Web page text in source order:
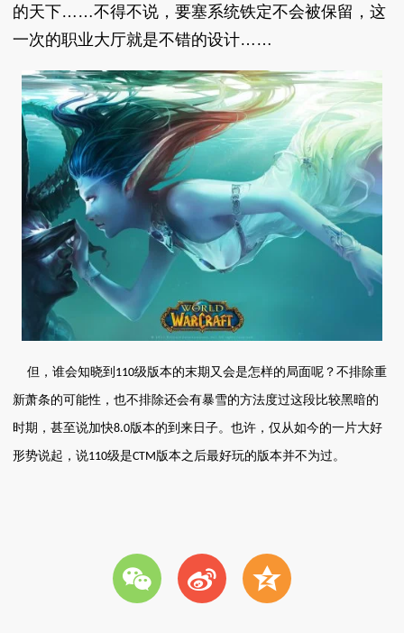
的天下……不得不说，要塞系统铁定不会被保留，这
一次的职业大厅就是不错的设计……
但，谁会知晓到 110级版本的末期又会是怎样的局面呢？不排除重
新萧条的可能性，也不排除还会有暴雪的方法度过这段比较黑暗的
时期，甚至说加快8.0版本的到来日子。也许，仅从如今的一片大好
形势说起，说110级是CTM 版本之后最好玩的版本并不为过。
w t z